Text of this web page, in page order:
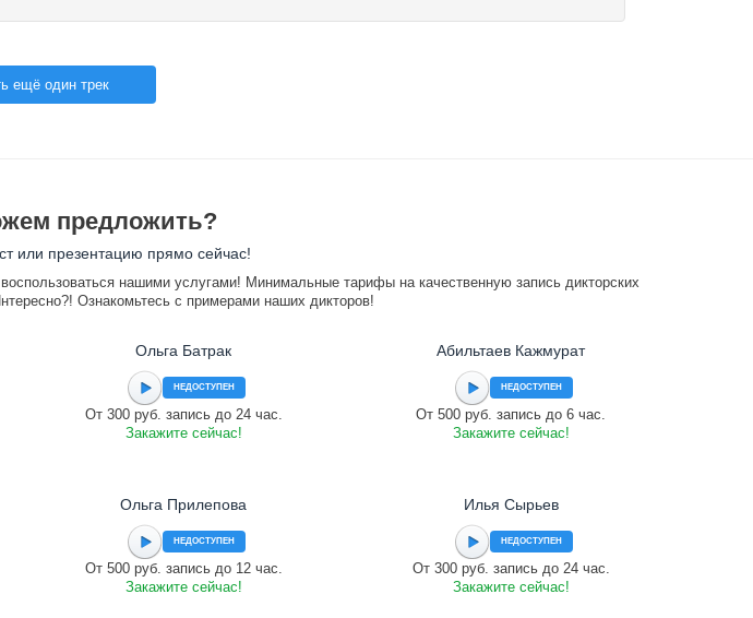
ещё один трек
предложить?
или презентацию прямо сейчас!
нашими услугами! Минимальные тарифы на качественную запись дикторских
Ознакомьтесь с примерами наших дикторов!
Ольга Батрак
НЕДОСТУПЕН
От 300 руб. запись до 24 час.
Закажите сейчас!
Абильтаев Кажмурат
НЕДОСТУПЕН
От 500 руб. запись до 6 час.
Закажите сейчас!
Ольга Прилепова
НЕДОСТУПЕН
От 500 руб. запись до 12 час.
Закажите сейчас!
Илья Сырьев
НЕДОСТУПЕН
От 300 руб. запись до 24 час.
Закажите сейчас!